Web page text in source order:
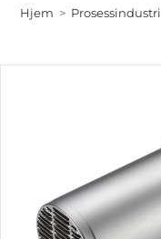
Hjem > Prosessindustri